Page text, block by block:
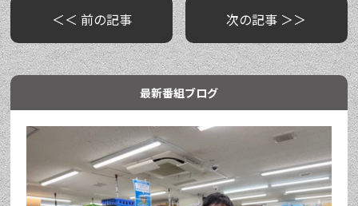
＜＜ 前の記事 次の記事 ＞＞
最新番組ブログ